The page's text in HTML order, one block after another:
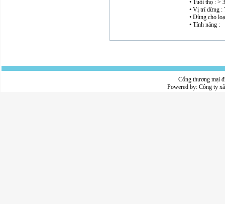
• Tuổi thọ : >
• Vị trí dừng :
• Dùng cho
• Tính năng :
Cổng thương mại
Powered by: Công ty